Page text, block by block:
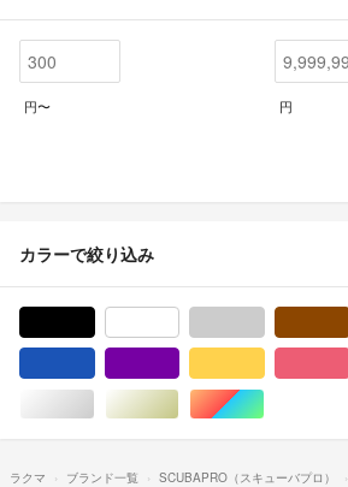
円〜 円
カラーで絞り込み
シルバー/銀色系ゴールド/金色系マルチカラー
ラクマ ブランド一覧 SCUBAPRO（スキューバプロ）